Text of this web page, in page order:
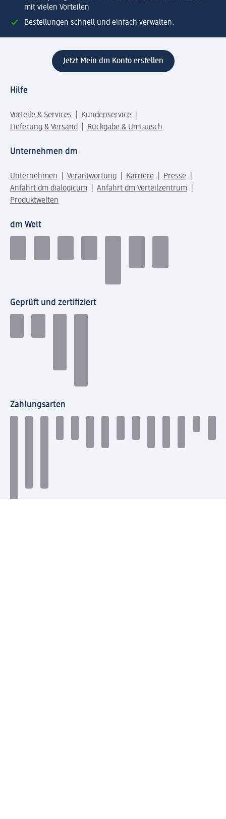
mit vielen Vorteilen
Bestellungen schnell und einfach verwalten.
Jetzt Mein dm Konto erstellen
Hilfe
Vorteile & Services
Kundenservice
Lieferung & Versand
Rückgabe & Umtausch
Unternehmen dm
Unternehmen Verantwortung Karriere
Presse
Anfahrt dm dialogicum
Anfahrt dm Verteilzentrum
Produktwelten
dm Welt
Geprüft und zertifiziert
Zahlungsarten